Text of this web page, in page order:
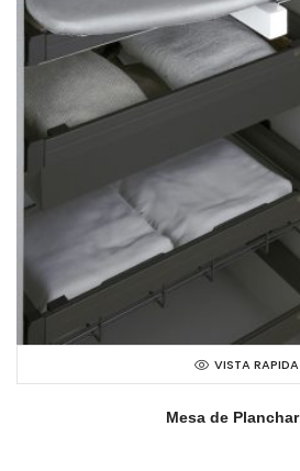
VISTA RAPIDA
Mesa de Planchar